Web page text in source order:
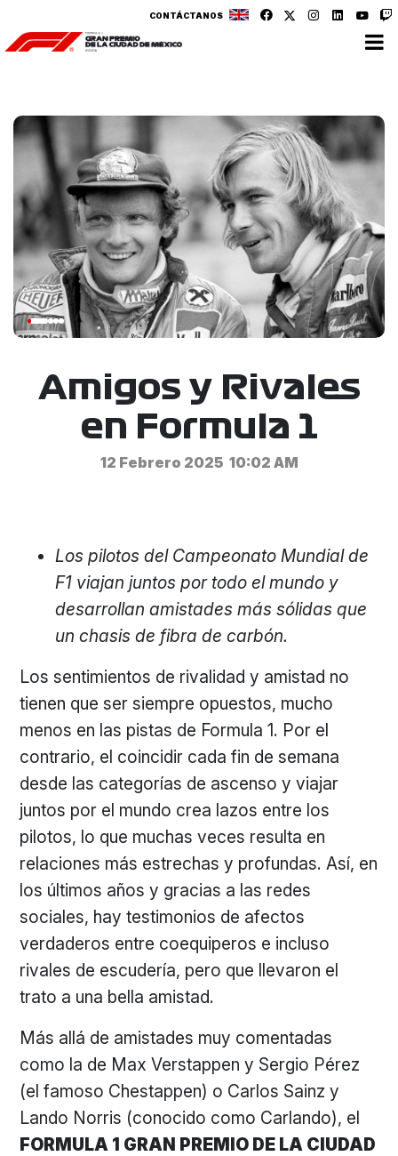
CONTÁCTANOS
Amigos y Rivales
en Formula 1
12 Febrero 2025 10:02 AM
Los pilotos del Campeonato Mundial de
F1 viajan juntos por todo el mundo y
desarrollan amistades más sólidas que
un chasis de fibra de carbón.
Los sentimientos de rivalidad y amistad no
tienen que ser siempre opuestos, mucho
menos en las pistas de Formula 1. Por el
contrario, el coincidir cada fin de semana
desde las categorías de ascenso y viajar
juntos por el mundo crea lazos entre los
pilotos, lo que muchas veces resulta en
relaciones más estrechas y profundas. Así, en
los últimos años y gracias a las redes
sociales, hay testimonios de afectos
verdaderos entre coequiperos e incluso
rivales de escudería, pero que llevaron el
trato a una bella amistad.
Más allá de amistades muy comentadas
como la de Max Verstappen y Sergio Pérez
(el famoso Chestappen) o Carlos Sainz y
Lando Norris (conocido como Carlando), el
FORMULA 1 GRAN PREMIO DE LA CIUDAD